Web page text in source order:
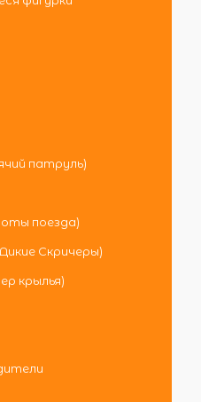
патруль)
поезда)
Скричеры)
крылья)